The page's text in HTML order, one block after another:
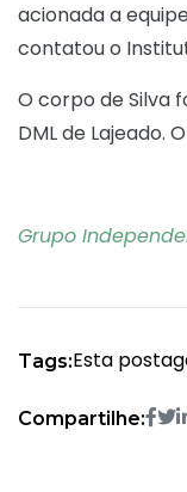
acionada a
contatou o
O corpo de Silva
DML de Lajeado.
Grupo
Tags:Esta
Compartilhe: